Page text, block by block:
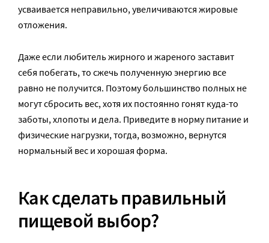
усваивается неправильно, увеличиваются жировые
отложения.
Даже если любитель жирного и жареного заставит
себя побегать, то сжечь полученную энергию все
равно не получится. Поэтому большинство полных не
могут сбросить вес, хотя их постоянно гонят куда-то
заботы, хлопоты и дела. Приведите в норму питание и
физические нагрузки, тогда, возможно, вернутся
нормальный вес и хорошая форма.
Как сделать правильный
пищевой выбор?